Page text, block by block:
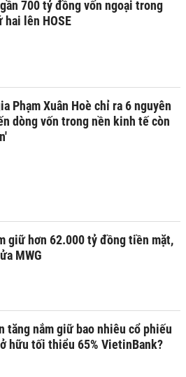
700 tỷ đồng vốn ngoại trong
hai lên HOSE
Phạm Xuân Hoè chỉ ra 6 nguyên
dòng vốn trong nền kinh tế còn
giữ hơn 62.000 tỷ đồng tiền mặt,
MWG
tăng nắm giữ bao nhiêu cổ phiếu
hữu tối thiểu 65% VietinBank?